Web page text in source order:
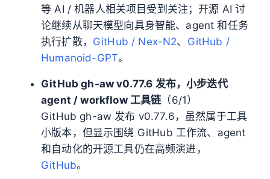
等 AI / 机器人相关项目受到关注；开源 AI 讨
论继续从聊天模型向具身智能、agent 和任务
执行扩散， GitHub / Nex-N2、 GitHub /
Humanoid-GPT。
GitHub gh-aw v0.77.6 发布，小步迭代
agent / workflow 工具链（6/1）
GitHub gh-aw 发布 v0.77.6，虽然属于工具
小版本，但显示围绕 GitHub 工作流、agent
和自动化的开源工具仍在高频演进，
GitHub。